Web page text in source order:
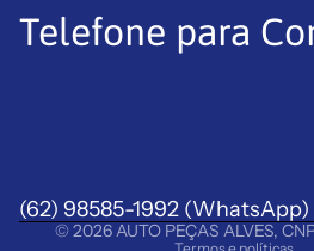
Telefone para
(62) 98585-1992 (WhatsApp)
© 2026AUTO PEÇAS ALVES,
Aviso legal